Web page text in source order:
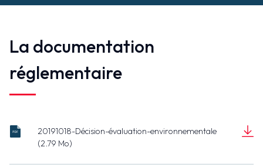
La documentation
réglementaire
20191018-Décision-évaluation-environnementale
(2.79 Mo)
Décision
du 28
octobre
(2.79 Mo)